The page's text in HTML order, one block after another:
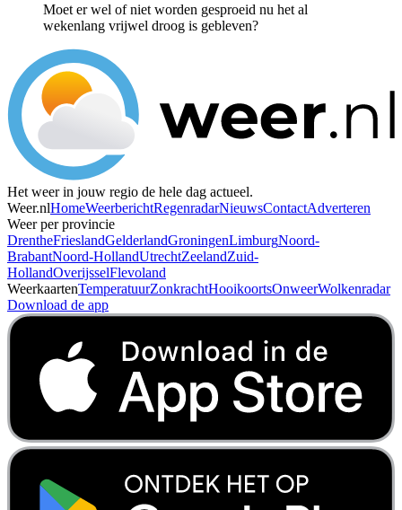
Moet er wel of niet worden gesproeid nu het al
wekenlang vrijwel droog is gebleven?
Het weer in jouw regio de hele dag actueel.
Weer.nlHomeWeerberichtRegenradarNieuwsContactAdverteren
Weer per provincie
DrentheFrieslandGelderlandGroningenLimburgNoord-
BrabantNoord-HollandUtrechtZeelandZuid-
HollandOverijsselFlevoland
WeerkaartenTemperatuurZonkrachtHooikoortsOnweerWolkenradar
Download de app